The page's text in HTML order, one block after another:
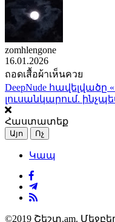
zomhlengone
16.01.2026
ถอดเสื้อผ้าเห็นควย
DeepNude
լուսանկարում.
Հաստատեք
Այո Ոչ
Կապ
©2019 Շեշտ.am.